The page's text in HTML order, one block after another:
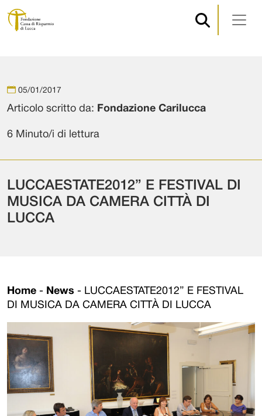
Navigazione principale
05/01/2017
Articolo scritto da: Fondazione Carilucca
6 Minuto/i di lettura
LUCCAESTATE2012” E FESTIVAL DI
MUSICA DA CAMERA CITTÀ DI
LUCCA
Home - News - LUCCAESTATE2012” E FESTIVAL
DI MUSICA DA CAMERA CITTÀ DI LUCCA